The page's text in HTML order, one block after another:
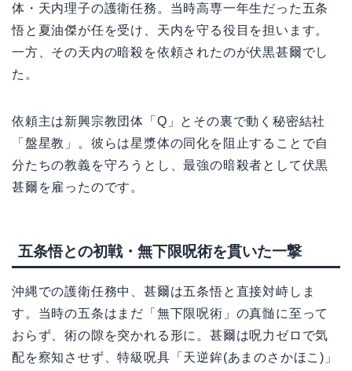
体・天内理子の護衛任務。当時高専一年生だった五条
悟と夏油傑が任を受け、天内を守る役目を担います。
一方、その天内の暗殺を依頼されたのが伏黒甚爾でし
た。
依頼主は新興宗教団体「Q」とその裏で動く秘密結社
「盤星教」。彼らは星漿体の同化を阻止することで自
分たちの教義を守ろうとし、最強の暗殺者として伏黒
甚爾を雇ったのです。
五条悟との初戦・無下限呪術を貫いた一撃
沖縄での護衛任務中、甚爾は五条悟と直接対峙しま
す。当時の五条はまだ「無下限呪術」の真髄に至って
おらず、術の隙を突かれる形に。甚爾は呪力ゼロで気
配を察知させず、特級呪具「天逆鉾(あまのさかほこ)」